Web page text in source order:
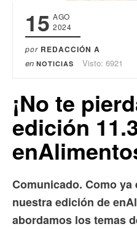
15 AGO
2024
por REDACCIÓN A
en NOTICIAS Visto: 6921
¡No te
edición
Comunicado. Como ya
nuestra edición de
abordamos los temas